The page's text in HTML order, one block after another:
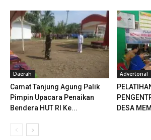
Daerah
Camat Tanjung Agung Palik
Pimpin Upacara Penaikan
Bendera HUT RI Ke...
Advertorial
DESA